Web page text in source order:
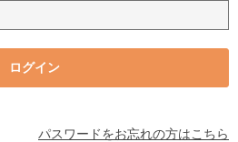
パスワードをお忘れの方はこちら